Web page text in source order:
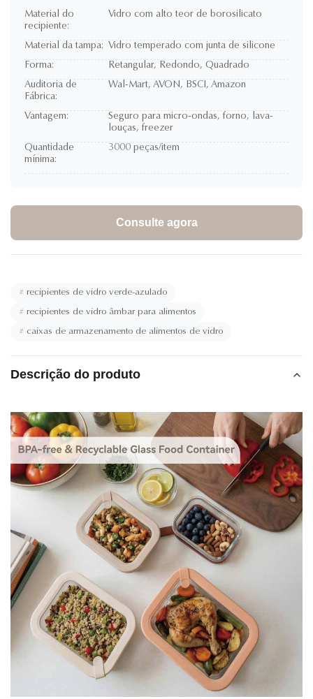
Material do
recipiente:
Vidro com alto teor de borosilicato
Material da tampa:
Vidro temperado com junta de silicone
Forma:
Retangular, Redondo, Quadrado
Auditoria de
Fábrica:
Wal-Mart, AVON, BSCI, Amazon
Vantagem:
Seguro para micro-ondas, forno, lava-
louças, freezer
Quantidade
mínima:
3000 peças/item
Consulte agora
# recipientes de vidro verde-azulado
# recipientes de vidro âmbar para alimentos
# caixas de armazenamento de alimentos de vidro
Descrição do produto